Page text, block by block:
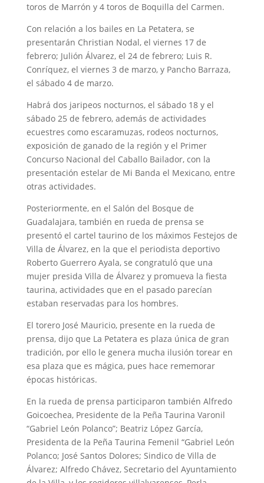
toros de Marrón y 4 toros de Boquilla del Carmen.
Con relación a los bailes en La Petatera, se
presentarán Christian Nodal, el viernes 17 de
febrero; Julión Álvarez, el 24 de febrero; Luis R.
Conríquez, el viernes 3 de marzo, y Pancho Barraza,
el sábado 4 de marzo.
Habrá dos jaripeos nocturnos, el sábado 18 y el
sábado 25 de febrero, además de actividades
ecuestres como escaramuzas, rodeos nocturnos,
exposición de ganado de la región y el Primer
Concurso Nacional del Caballo Bailador, con la
presentación estelar de Mi Banda el Mexicano, entre
otras actividades.
Posteriormente, en el Salón del Bosque de
Guadalajara, también en rueda de prensa se
presentó el cartel taurino de los máximos Festejos de
Villa de Álvarez, en la que el periodista deportivo
Roberto Guerrero Ayala, se congratuló que una
mujer presida Villa de Álvarez y promueva la fiesta
taurina, actividades que en el pasado parecían
estaban reservadas para los hombres.
El torero José Mauricio, presente en la rueda de
prensa, dijo que La Petatera es plaza única de gran
tradición, por ello le genera mucha ilusión torear en
esa plaza que es mágica, pues hace rememorar
épocas históricas.
En la rueda de prensa participaron también Alfredo
Goicoechea, Presidente de la Peña Taurina Varonil
“Gabriel León Polanco”; Beatriz López García,
Presidenta de la Peña Taurina Femenil “Gabriel León
Polanco; José Santos Dolores; Sindico de Villa de
Álvarez; Alfredo Chávez, Secretario del Ayuntamiento